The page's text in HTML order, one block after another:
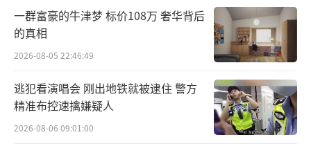
一群富豪的牛津梦 标价108万 奢华背后
的真相
2026-08-05 22:46:49
逃犯看演唱会 刚出地铁就被逮住 警方
精准布控速擒嫌疑人
2026-08-06 09:01:00